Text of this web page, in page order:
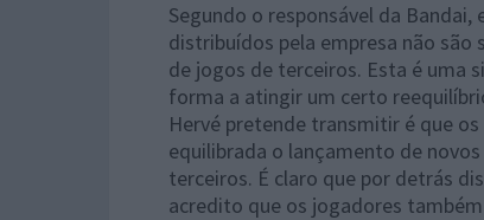
Segundo o responsável da
distribuídos pela empresa não são
de jogos de terceiros. Esta é uma
forma a atingir um certo
Hervé pretende transmitir é que
equilibrada o lançamento de
terceiros. É claro que por detrás
acredito que os jogadores